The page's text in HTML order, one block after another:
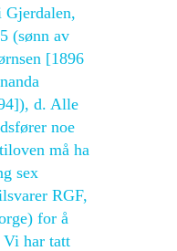
Gjerdalen,
(sønn av
[1896
d. Alle
noe
må ha
sex
RGF,
for å
Vi har tatt